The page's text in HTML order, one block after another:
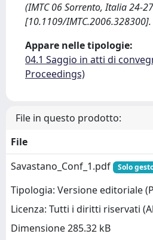
(IMTC 06 Sorrento, Italia 24-
[10.1109/IMTC.2006.328300].
Appare nelle tipologie:
04.1 Saggio in atti di
Proceedings)
File in questo prodotto:
File
Savastano_Conf_1.pdf
Solo
Tipologia: Versione editoriale
Licenza: Tutti i diritti riservati
Dimensione 285.32 kB